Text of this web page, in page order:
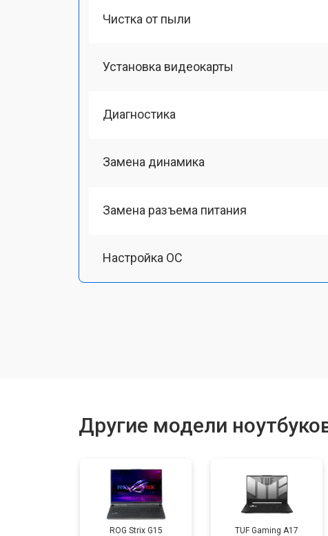
Чистка от пыли
Установка видеокарты
Диагностика
Замена динамика
Замена разъема питания
Настройка ОС
Ремонт мультиконтроллера
Другие модели
ROG Strix G15 TUF Gaming A17